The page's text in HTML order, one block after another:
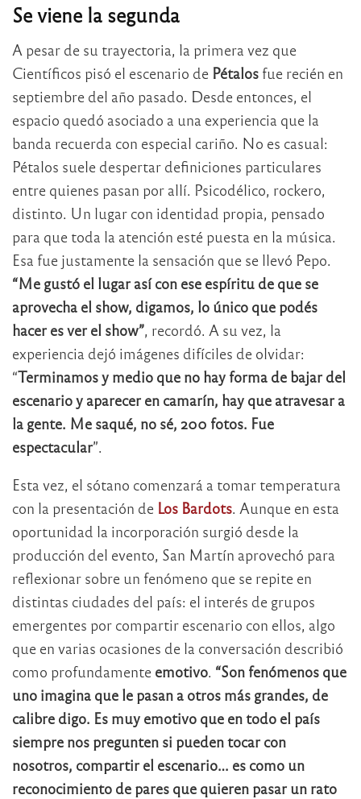
Se viene la segunda
A pesar de su trayectoria, la primera vez que
Científicos pisó el escenario de Pétalos fue recién en
septiembre del año pasado. Desde entonces, el
espacio quedó asociado a una experiencia que la
banda recuerda con especial cariño. No es casual:
Pétalos suele despertar definiciones particulares
entre quienes pasan por allí. Psicodélico, rockero,
distinto. Un lugar con identidad propia, pensado
para que toda la atención esté puesta en la música.
Esa fue justamente la sensación que se llevó Pepo.
“Me gustó el lugar así con ese espíritu de que se
aprovecha el show, digamos, lo único que podés
hacer es ver el show”, recordó. A su vez, la
experiencia dejó imágenes difíciles de olvidar:
“Terminamos y medio que no hay forma de bajar del
escenario y aparecer en camarín, hay que atravesar a
la gente. Me saqué, no sé, 200 fotos. Fue
espectacular”.
Esta vez, el sótano comenzará a tomar temperatura
con la presentación de Los Bardots. Aunque en esta
oportunidad la incorporación surgió desde la
producción del evento, San Martín aprovechó para
reflexionar sobre un fenómeno que se repite en
distintas ciudades del país: el interés de grupos
emergentes por compartir escenario con ellos, algo
que en varias ocasiones de la conversación describió
como profundamente emotivo. “Son fenómenos que
uno imagina que le pasan a otros más grandes, de
calibre digo. Es muy emotivo que en todo el país
siempre nos pregunten si pueden tocar con
nosotros, compartir el escenario… es como un
reconocimiento de pares que quieren pasar un rato